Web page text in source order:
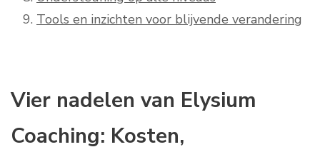
Tools en inzichten voor blijvende verandering
Vier nadelen van Elysium
Coaching: Kosten,